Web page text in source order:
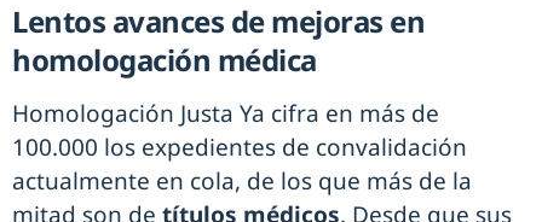
Lentos avances de mejoras en
homologación médica
Homologación Justa Ya cifra en más de
100.000 los expedientes de convalidación
actualmente en cola, de los que más de la
mitad son de títulos médicos. Desde que sus